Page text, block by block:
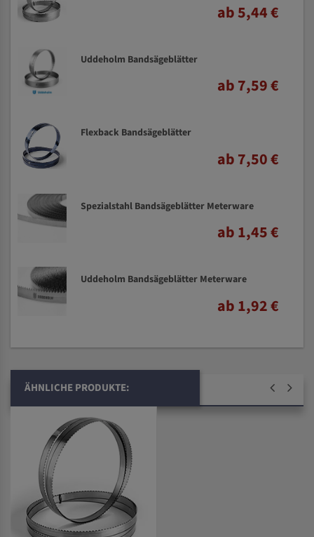
ab 5,44 €
Uddeholm Bandsägeblätter
ab 7,59 €
Flexback Bandsägeblätter
ab 7,50 €
Spezialstahl Bandsägeblätter Meterware
ab 1,45 €
Uddeholm Bandsägeblätter Meterware
ab 1,92 €
ÄHNLICHE PRODUKTE: